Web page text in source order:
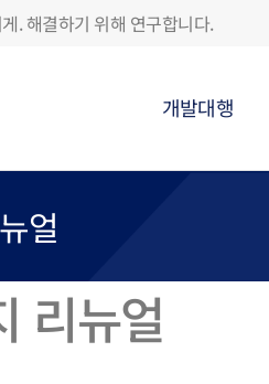
. 해결하기 위해 연구합니다.
개발대행
얼
리뉴얼